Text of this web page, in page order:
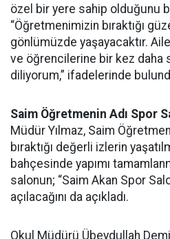
özel bir yere sahip olduğunu
“Öğretmenimizin bıraktığı
gönlümüzde yaşayacaktır.
ve öğrencilerine bir kez daha
diliyorum,” ifadelerinde
Saim Öğretmenin Adı Spor
Müdür Yılmaz, Saim
bıraktığı değerli izlerin
bahçesinde yapımı
salonun; “Saim Akan Spor
açılacağını da açıkladı.
Okul Müdürü Übeydullah